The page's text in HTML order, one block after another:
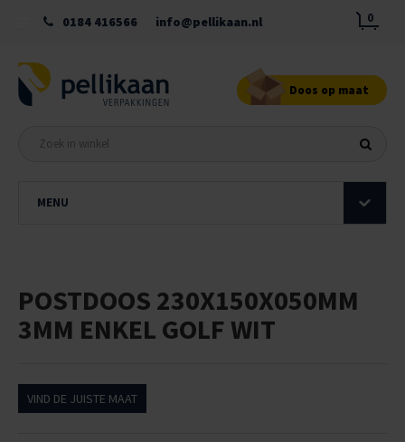
0184 416566 info@pellikaan.nl 0
Doos op maat
MENU
POSTDOOS 230X150X050MM
3MM ENKEL GOLF WIT
VIND DE JUISTE MAAT